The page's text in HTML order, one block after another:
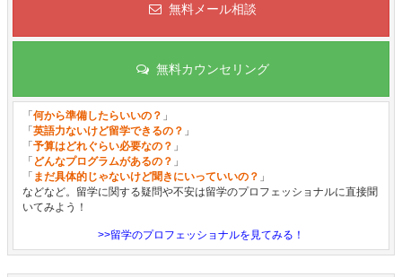
無料メール相談
無料カウンセリング
「 何から準備したらいいの？ 」
「 英語力ないけど留学できるの？ 」
「 予算はどれぐらい必要なの？ 」
「 どんなプログラムがあるの？ 」
「 まだ具体的じゃないけど聞きにいっていいの？ 」
などなど。留学に関する疑問や不安は留学のプロフェッショナルに直接聞
いてみよう！
>>留学のプロフェッショナルを見てみる！